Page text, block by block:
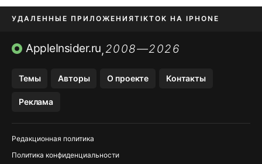
УДАЛЕННЫЕ ПРИЛОЖЕНИЯTIKTOK НА IPHONE
ПРИЛОЖЕНИЯ БЕЗ APP STORE
AppleInsider.ru,2008—2026
Темы Авторы О проекте Контакты
Реклама
Редакционная политика
Политика конфиденциальности